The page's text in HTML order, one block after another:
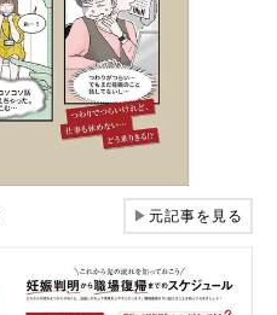
▶元記事を見る